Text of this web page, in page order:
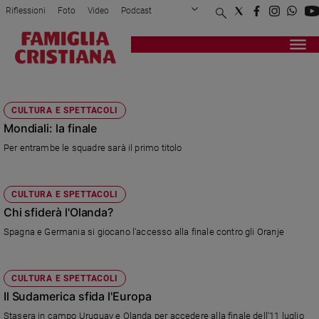
Attualità
Politica
Mondo
Economia
giustizia
Sport
Interviste
Papa
Riflessioni Foto Video Podcast
Privacy Policy Chi siamo
Registrati Redazione
CULTURA E SPETTACOLI
Mondiali: la finale
Per entrambe le squadre sarà il primo titolo
CULTURA E SPETTACOLI
Chi sfiderà l'Olanda?
Spagna e Germania si giocano l'accesso alla finale contro gli Oranje
CULTURA E SPETTACOLI
Il Sudamerica sfida l'Europa
Stasera in campo Uruguay e Olanda per accedere alla finale dell'11 luglio